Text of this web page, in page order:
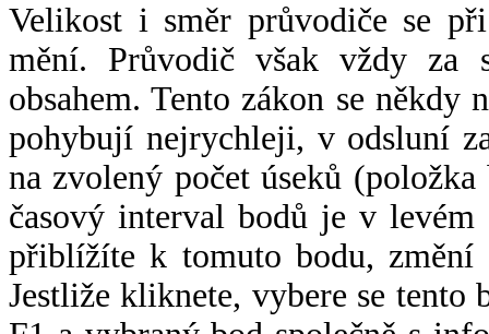
Velikost i směr průvodiče se
mění. Průvodič však vždy za
obsahem. Tento zákon se někdy
pohybují nejrychleji, v odsluní
na zvolený počet úseků
časový interval bodů je v
přiblížíte k tomuto bodu,
Jestliže kliknete, vybere se tento